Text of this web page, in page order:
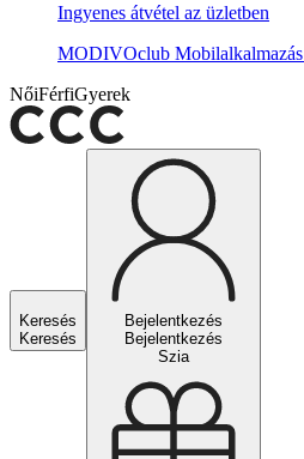
Ingyenes átvétel az üzletben
MODIVOclub Mobilalkalmazás
NőiFérfiGyerek
Keresés
Keresés
Bejelentkezés
Bejelentkezés
Szia